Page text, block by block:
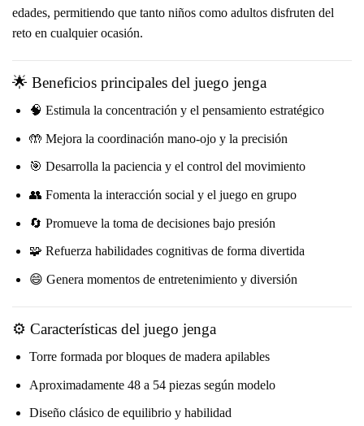
edades, permitiendo que tanto niños como adultos disfruten del
reto en cualquier ocasión.
🌟 Beneficios principales del juego jenga
🧠 Estimula la concentración y el pensamiento estratégico
🤲 Mejora la coordinación mano-ojo y la precisión
🎯 Desarrolla la paciencia y el control del movimiento
👥 Fomenta la interacción social y el juego en grupo
🔄 Promueve la toma de decisiones bajo presión
🧩 Refuerza habilidades cognitivas de forma divertida
😄 Genera momentos de entretenimiento y diversión
⚙️ Características del juego jenga
Torre formada por bloques de madera apilables
Aproximadamente 48 a 54 piezas según modelo
Diseño clásico de equilibrio y habilidad